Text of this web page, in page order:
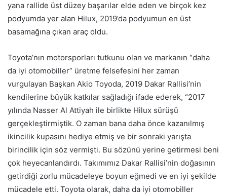
yana rallide üst düzey başarılar elde eden ve birçok kez
podyumda yer alan Hilux, 2019’da podyumun en üst
basamağına çıkan araç oldu.
Toyota’nın motorsporları tutkunu olan ve markanın “daha
da iyi otomobiller” üretme felsefesini her zaman
vurgulayan Başkan Akio Toyoda, 2019 Dakar Rallisi’nin
kendilerine büyük katkılar sağladığı ifade ederek, “2017
yılında Nasser Al Attiyah ile birlikte Hilux sürüşü
gerçekleştirmiştik. O zaman bana daha önce kazanılmış
ikincilik kupasını hediye etmiş ve bir sonraki yarışta
birincilik için söz vermişti. Bu sözünü yerine getirmesi beni
çok heyecanlandırdı. Takımımız Dakar Rallisi’nin doğasının
getirdiği zorlu mücadeleye boyun eğmedi ve en iyi şekilde
mücadele etti. Toyota olarak, daha da iyi otomobiller